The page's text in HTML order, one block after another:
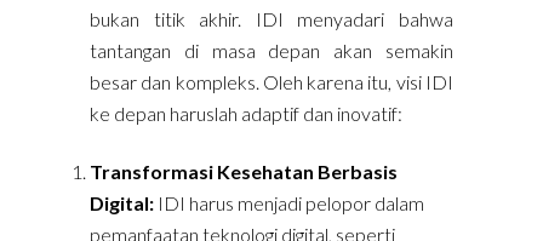
bukan titik akhir. IDI menyadari bahwa
tantangan di masa depan akan semakin
besar dan kompleks. Oleh karena itu, visi IDI
ke depan haruslah adaptif dan inovatif:
Transformasi Kesehatan Berbasis
Digital: IDI harus menjadi pelopor dalam
pemanfaatan teknologi digital, seperti